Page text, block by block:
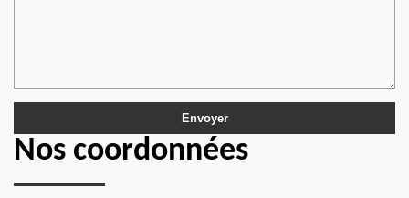
Nos coordonnées